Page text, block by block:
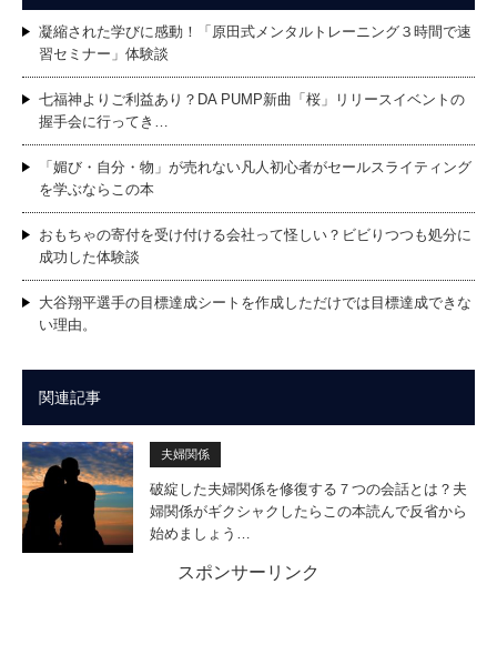
凝縮された学びに感動！「原田式メンタルトレーニング３時間で速
習セミナー」体験談
七福神よりご利益あり？DA PUMP新曲「桜」リリースイベントの
握手会に行ってき…
「媚び・自分・物」が売れない凡人初心者がセールスライティング
を学ぶならこの本
おもちゃの寄付を受け付ける会社って怪しい？ビビりつつも処分に
成功した体験談
大谷翔平選手の目標達成シートを作成しただけでは目標達成できな
い理由。
関連記事
夫婦関係
破綻した夫婦関係を修復する７つの会話とは？夫
婦関係がギクシャクしたらこの本読んで反省から
始めましょう…
スポンサーリンク